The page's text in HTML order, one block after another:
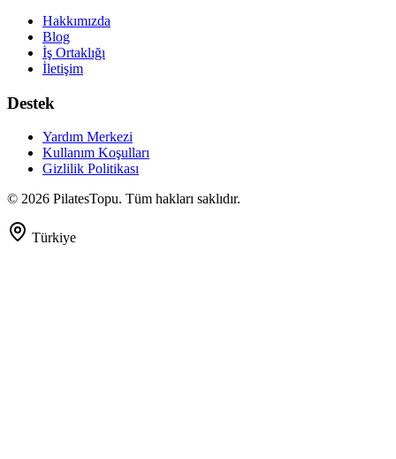
Hakkımızda
Blog
İş Ortaklığı
İletişim
Destek
Yardım Merkezi
Kullanım Koşulları
Gizlilik Politikası
© 2026 PilatesTopu. Tüm hakları saklıdır.
Türkiye